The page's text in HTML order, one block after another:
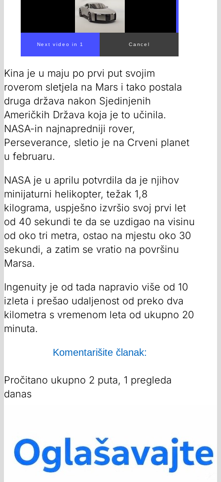
00:00/ 01:00
Kina je u maju po prvi put svojim
roverom sletjela na Mars i tako postala
druga država nakon Sjedinjenih
Američkih Država koja je to učinila.
NASA-in najnapredniji rover,
Perseverance, sletio je na Crveni planet
u februaru.
NASA je u aprilu potvrdila da je njihov
minijaturni helikopter, težak 1,8
kilograma, uspješno izvršio svoj prvi let
od 40 sekundi te da se uzdigao na visinu
od oko tri metra, ostao na mjestu oko 30
sekundi, a zatim se vratio na površinu
Marsa.
Ingenuity je od tada napravio više od 10
izleta i prešao udaljenost od preko dva
kilometra s vremenom leta od ukupno 20
minuta.
Komentarišite članak:
Pročitano ukupno 2 puta, 1 pregleda
danas